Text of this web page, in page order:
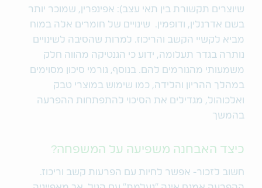
שיוצרים תקשורת בין תאי עצב): אפינפרין, שמוכר יותר
בשם אדרנלין, ודופמין. שינויים של חומרים אלה במוח
מביא לקשיי הקשב והריכוז. למרות שהסיבה לשינויים
נותרה בגדר תעלומה, ידוע כי הגנטיקה מהווה חלק
משמעותי מהגורמים להם. בנוסף, גורמי סיכון מסוימים
במהלך ההריון והלידה, כמו שימוש במוצרי טבק
ואלכוהול, מגדילים את הסיכוי להתפתחות ההפרעה
בהמשך
כיצד האבחנה משפיעה על המשפחה?
חשוב לזכור- אפשר לחיות עם הפרעות קשב וריכוז.